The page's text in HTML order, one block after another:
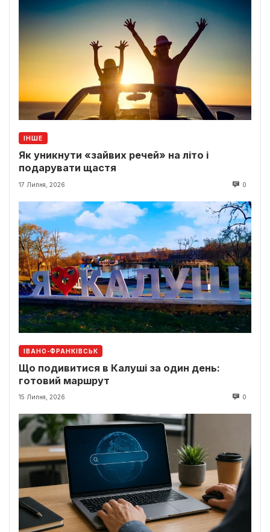
ІНШЕ
Як уникнути «зайвих речей» на літо і
подарувати щастя
17 Липня, 2026 0
ІВАНО-ФРАНКІВСЬК
Що подивитися в Калуші за один день:
готовий маршрут
15 Липня, 2026 0